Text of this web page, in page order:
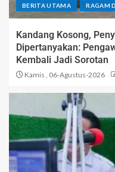
BERITA UTAMA RAGAM
Kandang Kosong,
Dipertanyakan:
Kembali Jadi Sorotan
Kamis , 06-Agustus-2026